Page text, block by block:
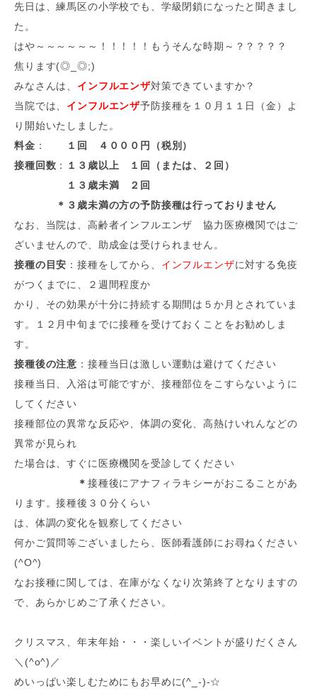
先日は、練馬区の小学校でも、学級閉鎖になったと聞きまし
た。
はや～～～～～～！！！！！もうそんな時期～？？？？？
焦ります(◎_◎;)
みなさんは、 インフルエンザ対策できていますか？
当院では、 インフルエンザ予防接種を１０月１１日（金）よ
り開始いたしました。
料金 ：
１回 ４０００円（税別）
接種回数 ：
１３歳以上 １回（または、２回）
１３歳未満 ２回
＊３歳未満の方の予防接種は行っておりません
なお、当院は、高齢者インフルエンザ 協力医療機関ではご
ざいませんので、助成金は受けられません。
接種の目安 ：接種をしてから、 インフルエンザに対する免疫
がつくまでに、２週間程度か
かり、その効果が十分に持続する期間は５か月とされていま
す。１２月中旬までに接種を受けておくことをお勧めしま
す。
接種後の注意 ：接種当日は激しい運動は避けてください
接種当日、入浴は可能ですが、接種部位をこすらないように
してください
接種部位の異常な反応や、体調の変化、高熱けいれんなどの
異常が見られ
た場合は、すぐに医療機関を受診してください
＊ 接種後にアナフィラキシーがおこることがあ
ります。接種後３０分くらい
は、体調の変化を観察してください
何かご質問等ございましたら、医師看護師にお尋ねください
(^O^)
なお接種に関しては、在庫がなくなり次第終了となりますの
で、あらかじめご了承ください。
クリスマス、年末年始・・・楽しいイベントが盛りだくさん
＼(^o^)／
めいっぱい楽しむためにもお早めに(^_-)-☆